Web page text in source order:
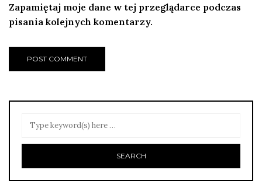
Zapamiętaj moje dane w tej przeglądarce podczas
pisania kolejnych komentarzy.